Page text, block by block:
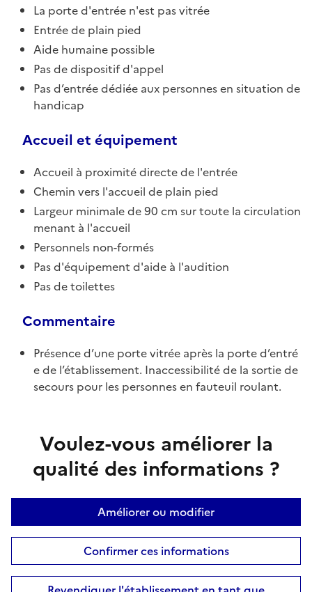
La porte d'entrée n'est pas vitrée
Entrée de plain pied
Aide humaine possible
Pas de dispositif d'appel
Pas d’entrée dédiée aux personnes en situation de
handicap
Accueil et équipement
Accueil à proximité directe de l'entrée
Chemin vers l'accueil de plain pied
Largeur minimale de 90 cm sur toute la circulation
menant à l'accueil
Personnels non-formés
Pas d'équipement d'aide à l'audition
Pas de toilettes
Commentaire
Présence d’une porte vitrée après la porte d’entré
e de l’établissement. Inaccessibilité de la sortie de
secours pour les personnes en fauteuil roulant.
Voulez-vous améliorer la
qualité des informations ?
Améliorer ou modifier
Confirmer ces informations